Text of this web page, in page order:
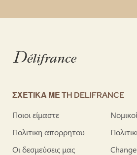
ΣΧΕΤΙΚΑ ΜΕ ΤH DELIFRANCE
Ποιοι είμαστε
Πολιτικη απορρητου
Οι δεσμεύσεις μας